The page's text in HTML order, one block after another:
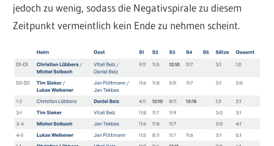
jedoch zu wenig, sodass die Negativspirale zu diesem
Zeitpunkt vermeintlich kein Ende zu nehmen scheint.